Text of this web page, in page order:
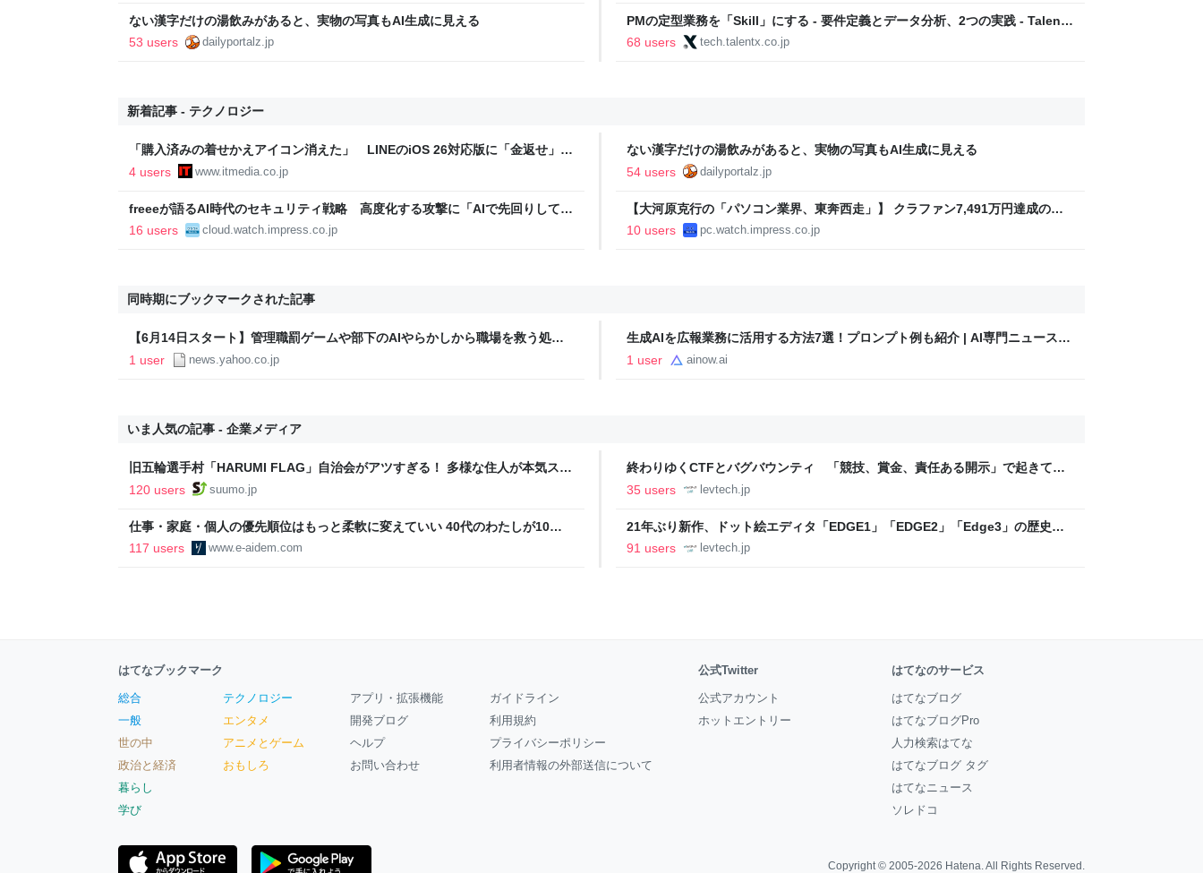
ない漢字だけの湯飲みがあると、実物の写真もAI生成に見える
53 users
dailyportalz.jp
PMの定型業務を「Skill」にする - 要件定義とデータ分析、2つの実践 - TalentX
Tech Blog
68 users tech.talentx.co.jp
新着記事 - テクノロジー
「購入済みの着せかえアイコン消えた」 LINEのiOS 26対応版に「金返せ」と
不満
4 users www.itmedia.co.jp
ない漢字だけの湯飲みがあると、実物の写真もAI生成に見える
54 users
dailyportalz.jp
freeeが語るAI時代のセキュリティ戦略 高度化する攻撃に「AIで先回りして防
御する」実践アプローチとは？
16 users cloud.watch.impress.co.jp
【大河原克行の「パソコン業界、東奔西走」】 クラファン7,491万円達成の富
士通「FMV Keyboard X」、極限の静音化を追求
10 users pc.watch.impress.co.jp
同時期にブックマークされた記事
【6月14日スタート】管理職罰ゲームや部下のAIやらかしから職場を救う処方
箋「マネジメント 再設計のススメ」（東洋経済オンライン） - Yahoo!ニュー
1 user news.yahoo.co.jp
生成AIを広報業務に活用する方法7選！プロンプト例も紹介 | AI専門ニュースメ
ディア AINOW
1 user ainow.ai
いま人気の記事 - 企業メディア
旧五輪選手村「HARUMI FLAG」自治会がアツすぎる！ 多様な住人が本気スキ
ルで挑む、盆踊り2万人集客や交通改善など“街の価値向上”戦略 東京・中央
120 users suumo.jp
終わりゆくCTFとバグバウンティ 「競技、賞金、責任ある開示」で起きてい
ること【フォーカス】 - レバテックLAB
35 users levtech.jp
仕事・家庭・個人の優先順位はもっと柔軟に変えていい 40代のわたしが10年
後の自分に伝えたいこと - りっすん by イーアイデム
117 users www.e-aidem.com
21年ぶり新作、ドット絵エディタ「EDGE1」「EDGE2」「Edge3」の歴史に
ついて作者に聞く【フォーカス】 - レバテックLAB
91 users levtech.jp
はてなブックマーク
総合
一般
世の中
政治と経済
暮らし
学び
テクノロジー
エンタメ
アニメとゲーム
おもしろ
アプリ・拡張機能
開発ブログ
ヘルプ
お問い合わせ
ガイドライン
利用規約
プライバシーポリシー
利用者情報の外部送信について
公式Twitter
公式アカウント
ホットエントリー
はてなのサービス
はてなブログ
はてなブログPro
人力検索はてな
はてなブログ タグ
はてなニュース
ソレドコ
Copyright © 2005-2026 Hatena. All Rights Reserved.